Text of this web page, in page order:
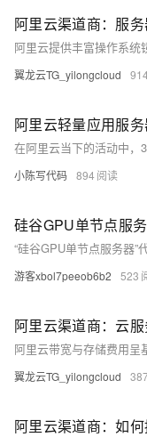
阿里云渠道商：服
翼龙云TG_yilongcloud 914
小陈写代码 894
硅谷GPU单节点服
游客xbol7peeob6b2 523
阿里云渠道商：云
翼龙云TG_yilongcloud
阿里云渠道商：如